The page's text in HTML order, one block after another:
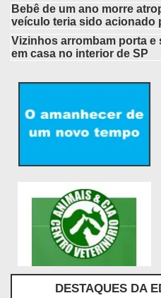
Bebê de um ano morre
veículo teria sido acionado
Vizinhos arrombam porta
em casa no interior de SP
DESTAQUES DA